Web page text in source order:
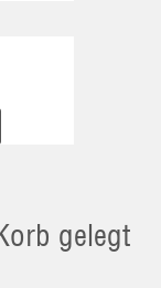
gelegt